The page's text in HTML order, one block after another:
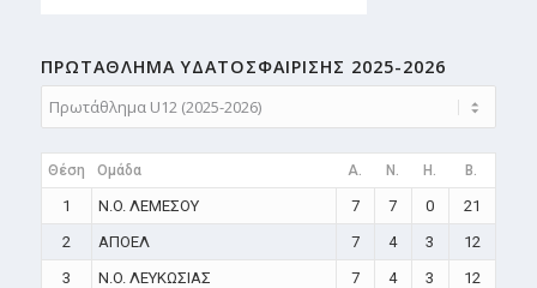
ΠΡΩΤΑΘΛΗMA ΥΔΑΤΟΣΦΑΙΡΙΣΗΣ 2025-2026
Θέση Ομάδα A. N. H. B.
1 N.O. ΛΕΜΕΣΟΥ 7 7 0
21
2
ΑΠΟΕΛ 7 4 3
12
3
N.O. ΛΕΥΚΩΣΙΑΣ 7 4 3
12